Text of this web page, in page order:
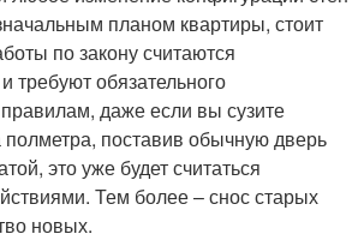
планом квартиры, стоит
по закону считаются
требуют обязательного
даже если вы сузите
поставив обычную дверь
это уже будет считаться
Тем более – снос старых
новых.